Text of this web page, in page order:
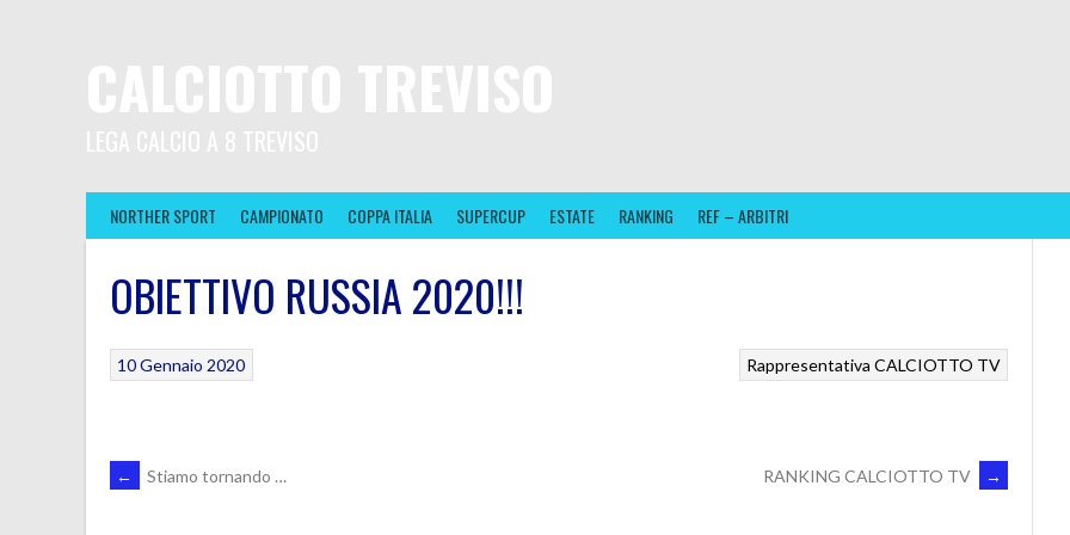
NORTHER SPORT CAMPIONATO COPPA ITALIA SUPERCUP ESTATE RANKING REF – ARBITRI
OBIETTIVO RUSSIA 2020!!!
Rappresentativa CALCIOTTO TV
10 Gennaio 2020
POST
← Stiamo tornando … RANKING CALCIOTTO TV →